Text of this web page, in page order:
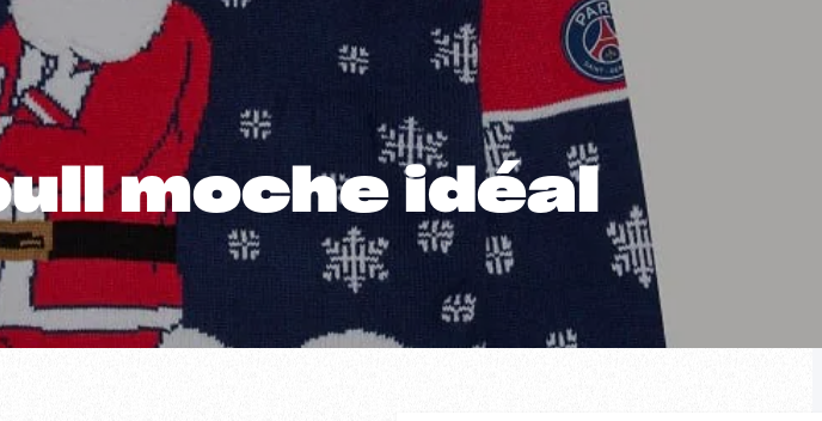
moche idéal